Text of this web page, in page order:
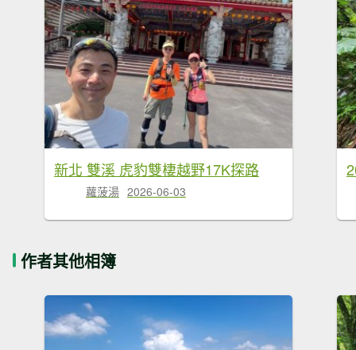
新北 雙溪 虎豹雙棲越野17K探路
蘿菠湯 2026-06-03
作者其他相簿